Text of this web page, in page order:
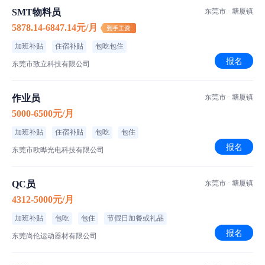
SMT物料员
5878.14-6847.14元/月
加班补贴 住宿补贴 包吃包住
东莞市致立科技有限公司
东莞市 · 塘厦镇
报名
作业员
5000-6500元/月
加班补贴 住宿补贴 包吃 包住
东莞市欧晔光电科技有限公司
东莞市 · 塘厦镇
报名
QC员
4312-5000元/月
加班补贴 包吃 包住 节假日加餐或礼品
东莞尚伦运动器材有限公司
东莞市 · 塘厦镇
报名